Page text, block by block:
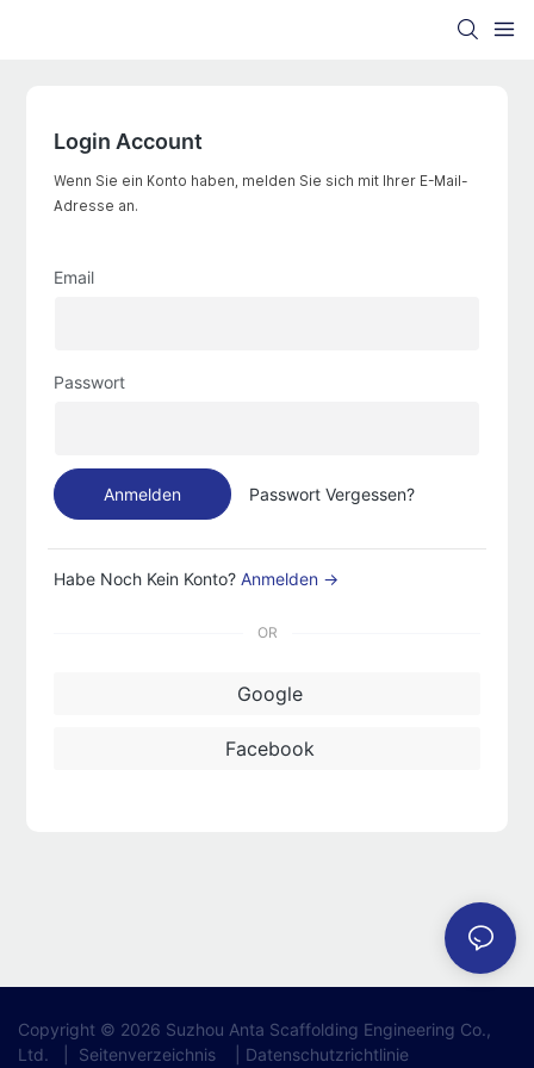
Login Account
Wenn Sie ein Konto haben, melden Sie sich mit Ihrer E-Mail-
Adresse an.
Email
Passwort
Anmelden Passwort Vergessen?
Habe Noch Kein Konto? Anmelden →
OR
Google
Facebook
Copyright © 2026 Suzhou Anta Scaffolding Engineering Co.,
Ltd.
Seitenverzeichnis Datenschutzrichtlinie